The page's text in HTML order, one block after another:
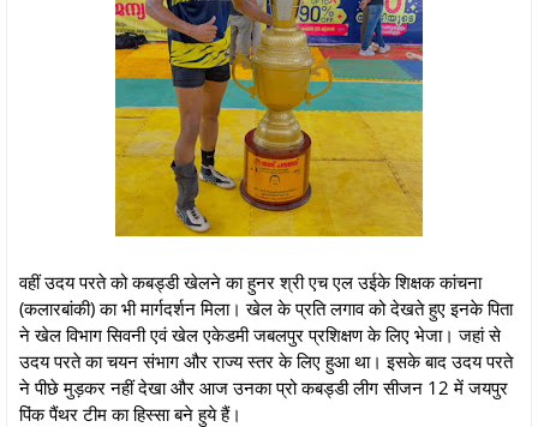
वहीं उदय परते को कबड्डी खेलने का हुनर श्री एच एल उईके शिक्षक कांचना
(कलारबांकी) का भी मार्गदर्शन मिला। खेल के प्रति लगाव को देखते हुए इनके पिता
ने खेल विभाग सिवनी एवं खेल एकेडमी जबलपुर प्रशिक्षण के लिए भेजा। जहां से
उदय परते का चयन संभाग और राज्य स्तर के लिए हुआ था। इसके बाद उदय परते
ने पीछे मुड़कर नहीं देखा और आज उनका प्रो कबड्डी लीग सीजन 12 में जयपुर
पिंक पैंथर टीम का हिस्सा बने हुये हैं।